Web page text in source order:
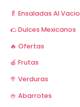
p
🥬 Ensaladas Al Vacio
🌮 Dulces Mexicanos
🔥 Ofertas
🍎 Frutas
🥦 Verduras
🍚 Abarrotes